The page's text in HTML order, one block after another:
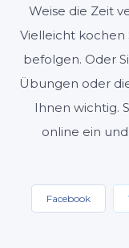
Weise die Zeit
Vielleicht kochen
befolgen. Oder
Übungen oder
Ihnen wichtig.
online ein
Facebook